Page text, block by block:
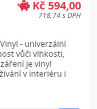
Kč 594,00
718,74 s DPH
- univerzální
vůči vlhkosti,
je vinyl
v interiéru i